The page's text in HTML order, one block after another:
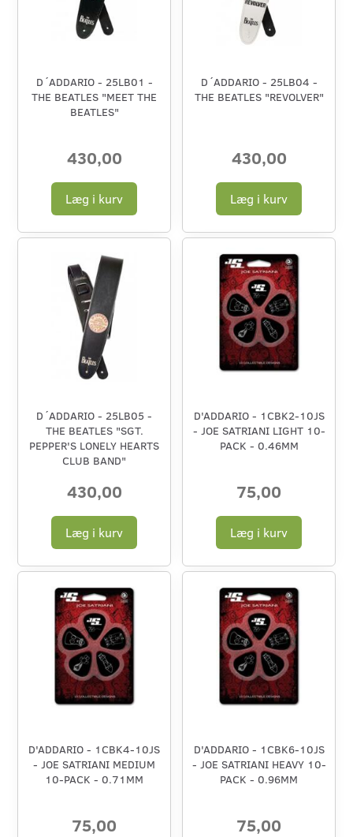
D´ADDARIO - 25LB01 -
THE BEATLES "MEET THE
BEATLES"
430,00
Læg i kurv
D´ADDARIO - 25LB04 -
THE BEATLES "REVOLVER"
430,00
Læg i kurv
D´ADDARIO - 25LB05 -
THE BEATLES "SGT.
PEPPER'S LONELY HEARTS
CLUB BAND"
430,00
Læg i kurv
D'ADDARIO - 1CBK2-10JS
- JOE SATRIANI LIGHT 10-
PACK - 0.46MM
75,00
Læg i kurv
D'ADDARIO - 1CBK4-10JS
- JOE SATRIANI MEDIUM
10-PACK - 0.71MM
75,00
D'ADDARIO - 1CBK6-10JS
- JOE SATRIANI HEAVY 10-
PACK - 0.96MM
75,00